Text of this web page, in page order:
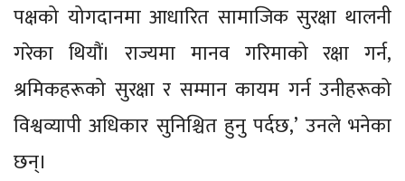
पक्षको योगदानमा आधारित सामाजिक सुरक्षा थालनी
गरेका थियौं। राज्यमा मानव गरिमाको रक्षा गर्न,
श्रमिकहरूको सुरक्षा र सम्मान कायम गर्न उनीहरूको
विश्वव्यापी अधिकार सुनिश्चित हुनु पर्दछ,’ उनले भनेका
छन्।